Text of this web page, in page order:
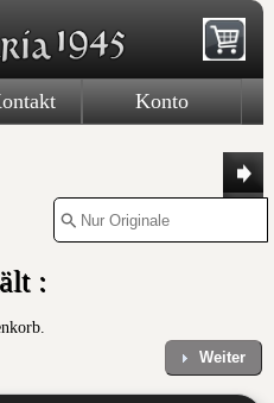
Konto
:
Weiter